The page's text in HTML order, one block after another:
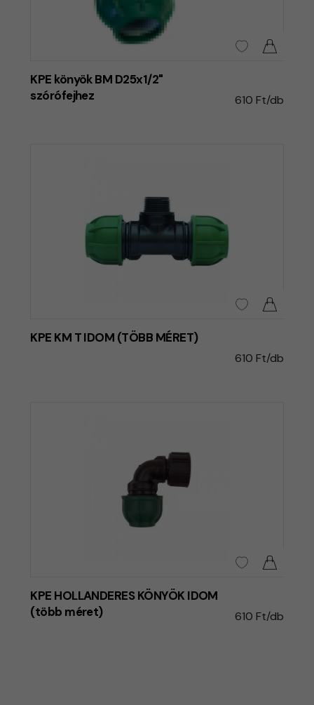
KPE könyök BM D25x1/2"
szórófejhez
610 Ft/db
KPE KM T IDOM (TÖBB MÉRET)
610 Ft/db
KPE HOLLANDERES KÖNYÖK IDOM
(több méret)
610 Ft/db